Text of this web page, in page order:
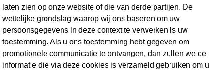
laten zien op onze website of die van derde partijen. De
wettelijke grondslag waarop wij ons baseren om uw
persoonsgegevens in deze context te verwerken is uw
toestemming. Als u ons toestemming hebt gegeven om
promotionele communicatie te ontvangen, dan zullen we de
informatie die via deze cookies is verzameld gebruiken om u